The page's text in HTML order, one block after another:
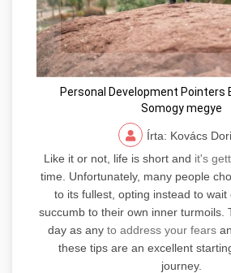
Personal Development Pointers
Somogy megye
Írta: Kovács
Like it or not, life is short and it's
time. Unfortunately, many people
to its fullest, opting instead to wait
succumb to their own inner turmoils.
day as any to address your fears
these tips are an excellent
journey.